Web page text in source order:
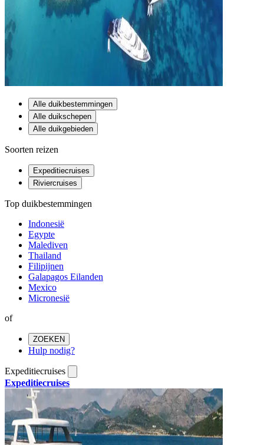
Alle duikbestemmingen
Alle duikschepen
Alle duikgebieden
Soorten reizen
Expeditiecruises
Riviercruises
Top duikbestemmingen
Indonesië
Egypte
Malediven
Thailand
Filipijnen
Galapagos Eilanden
Mexico
Micronesië
of
ZOEKEN
Hulp nodig?
Expeditiecruises
Expeditiecruises